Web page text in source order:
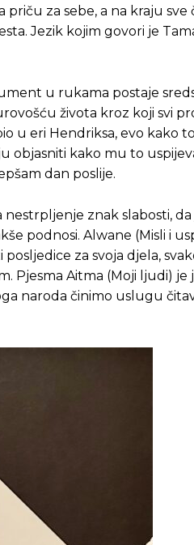
za sebe, a na kraju sve
Jezik kojim govori je
u rukama postaje
života kroz koji svi
u eri Hendriksa, evo kako
objasniti kako mu to
dan poslije.
znak slabosti, da
podnosi. Alwane (Misli i
za svoja djela,
Pjesma Aitma (Moji ljudi) je
naroda činimo uslugu